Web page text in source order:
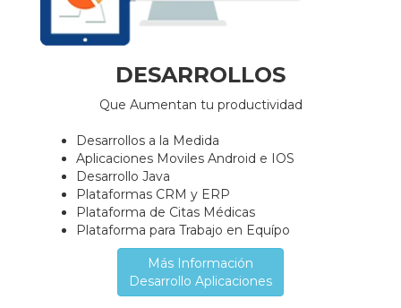
DESARROLLOS
Que Aumentan tu productividad
Desarrollos a la Medida
Aplicaciones Moviles Android e IOS
Desarrollo Java
Plataformas CRM y ERP
Plataforma de Citas Médicas
Plataforma para Trabajo en Equípo
Más Información
Desarrollo Aplicaciones